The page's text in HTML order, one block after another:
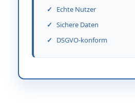
Echte Nutzer
Sichere Daten
DSGVO-konform